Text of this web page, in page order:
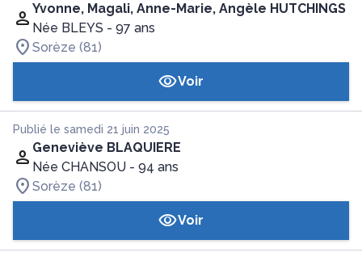
Yvonne, Magali, Anne-Marie, Angèle HUTCHINGS
Née BLEYS - 97 ans
Sorèze (81)
Voir
Publié le samedi 21 juin 2025
Geneviève BLAQUIERE
Née CHANSOU - 94 ans
Sorèze (81)
Voir